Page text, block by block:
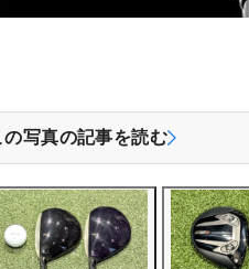
の写真の記事を読む